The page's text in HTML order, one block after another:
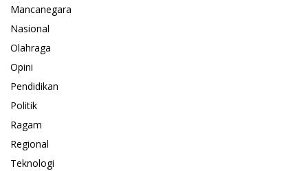
Mancanegara
Nasional
Olahraga
Opini
Pendidikan
Politik
Ragam
Regional
Teknologi